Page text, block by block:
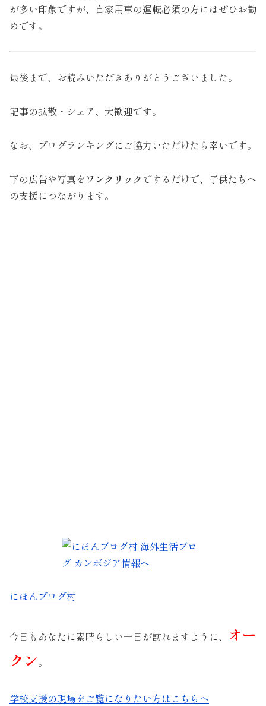
が多い印象ですが、自家用車の運転必須の方にはぜひお勧
めです。
最後まで、お読みいただきありがとうございました。
記事の拡散・シェア、大歓迎です。
なお、ブログランキングにご協力いただけたら幸いです。
下の広告や写真をワンクリックでするだけで、子供たちへ
の支援につながります。
にほんブログ村
今日もあなたに素晴らしい一日が訪れますように、 オー
クン。
学校支援の現場をご覧になりたい方はこちらへ